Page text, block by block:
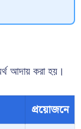
আদায় করা হয়।
প্রয়োজনে